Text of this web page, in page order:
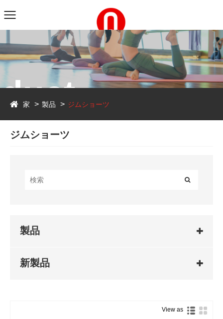
家 製品 ジムショーツ
ジムショーツ
製品
新製品
View as